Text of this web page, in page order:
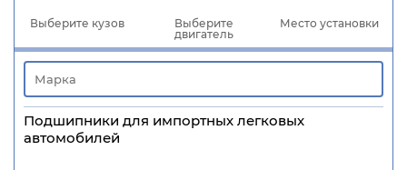
Выберите кузов
Выберите
двигатель
Место установки
Подшипники для импортных легковых
автомобилей